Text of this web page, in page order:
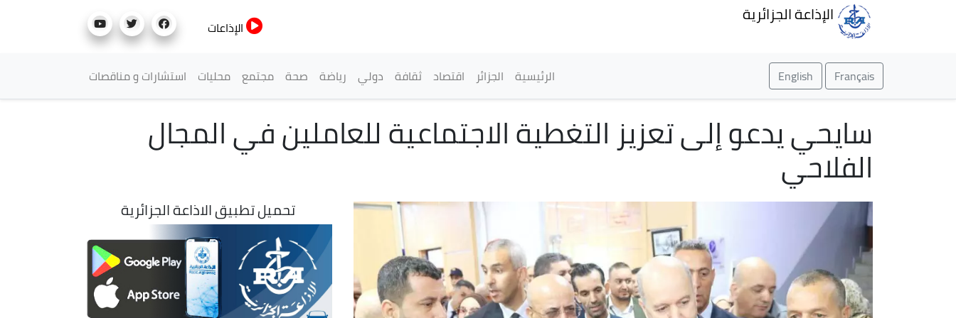
الإذاعة الجزائرية
الإذاعات
Français
English القائمة الرئيسية
الرئيسية الجزائر اقتصاد ثقافة دولي رياضة صحة مجتمع محليات استشارات و مناقصات
سايحي يدعو إلى تعزيز التغطية الاجتماعية للعاملين في المجال
الفلاحي
تحميل تطبيق الاذاعة الجزائرية